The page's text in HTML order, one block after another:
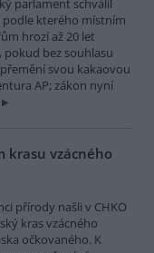
parlament schválil
podle kterého místním
hrozí až 20 let
pokud bez souhlasu
svou kakaovou
AP; zákon nyní
krasu vzácného
přírody našli v CHKO
kras vzácného
očkovaného. K